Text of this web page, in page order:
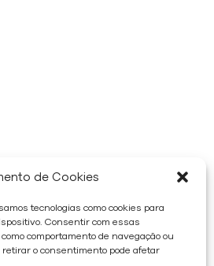
de Cookies
tecnologias como cookies para
Consentir com essas
comportamento de navegação ou
o consentimento pode afetar